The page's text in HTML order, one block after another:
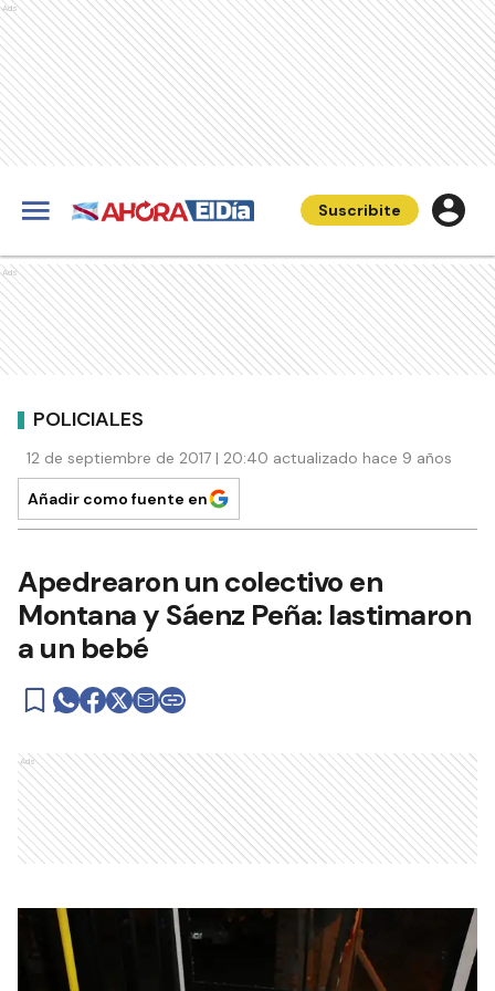
Ads
Suscribite
Ads
POLICIALES
12 de septiembre de 2017 | 20:40 actualizado hace 9 años
Añadir como fuente en
Apedrearon un colectivo en
Montana y Sáenz Peña: lastimaron
a un bebé
Ads